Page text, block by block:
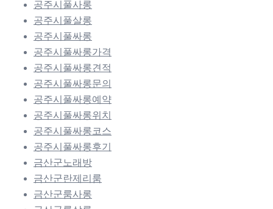
공주시풀사롱
공주시풀살롱
공주시풀싸롱
공주시풀싸롱가격
공주시풀싸롱견적
공주시풀싸롱문의
공주시풀싸롱예약
공주시풀싸롱위치
공주시풀싸롱코스
공주시풀싸롱후기
금산군노래방
금산군란제리룸
금산군룸사롱